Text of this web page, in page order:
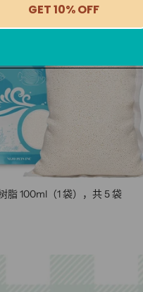
脂 100ml（1 袋），共 5 袋
GET 10% OFF